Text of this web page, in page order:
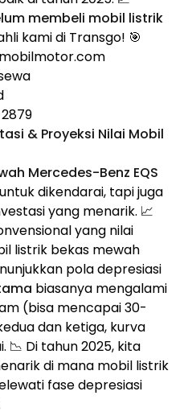
membeli mobil listrik
kami di Transgo! 🎯
& Proyeksi Nilai Mobil
Mercedes-Benz EQS
dikendarai, tapi juga
yang menarik. 📈
yang nilai
listrik bekas mewah
pola depresiasi
biasanya mengalami
(bisa mencapai 30-
dan ketiga, kurva
📉 Di tahun 2025, kita
di mana mobil listrik
fase depresiasi